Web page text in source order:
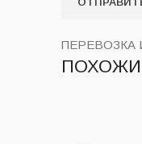
ПЕРЕВОЗКА